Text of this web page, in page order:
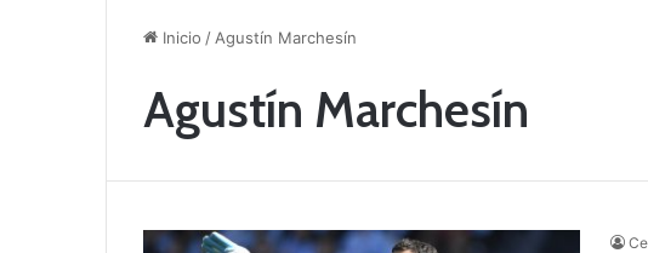
Inicio / Agustín Marchesín
Agustín Marchesín